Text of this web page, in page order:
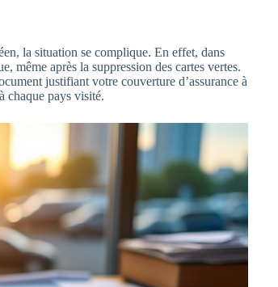
la situation se complique. En effet, dans
même après la suppression des cartes vertes.
justifiant votre couverture d’assurance à
chaque pays visité.